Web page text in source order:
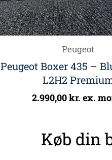
Peugeot
Peugeot Boxer 435 –
L2H2
2.990,00kr. ex.
Køb din